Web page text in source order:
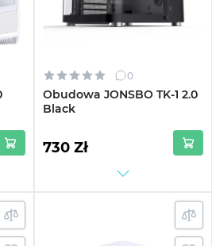
0
Obudowa JONSBO TK-1 2.0
Black
730 Zł